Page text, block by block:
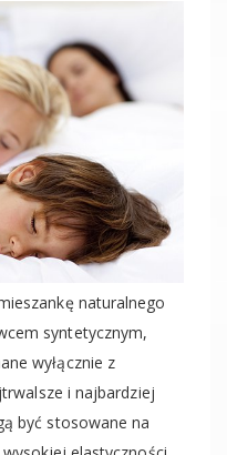
naturalnego
syntetycznym,
wyłącznie z
i najbardziej
być stosowane na